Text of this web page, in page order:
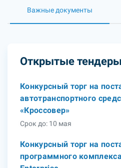
Важные документы
Открытые тендеры
Конкурсный торг на
автотранспортного
«Кроссовер»
Срок до: 10 мая
Конкурсный торг на
программного